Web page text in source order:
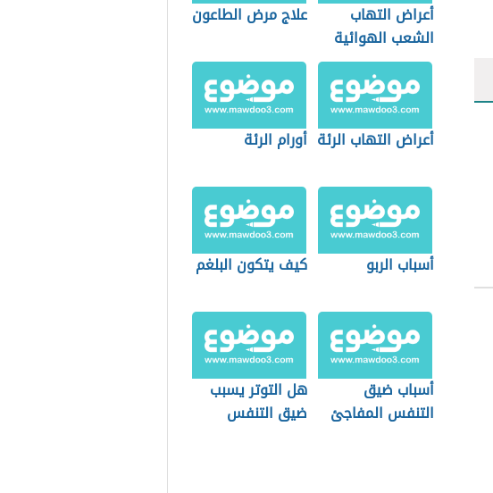
أعراض التهاب
الشعب الهوائية
عند الأطفال
علاج مرض الطاعون
أعراض التهاب الرئة أورام الرئة
أسباب الربو كيف يتكون البلغم
أسباب ضيق
التنفس المفاجئ
هل التوتر يسبب
ضيق التنفس